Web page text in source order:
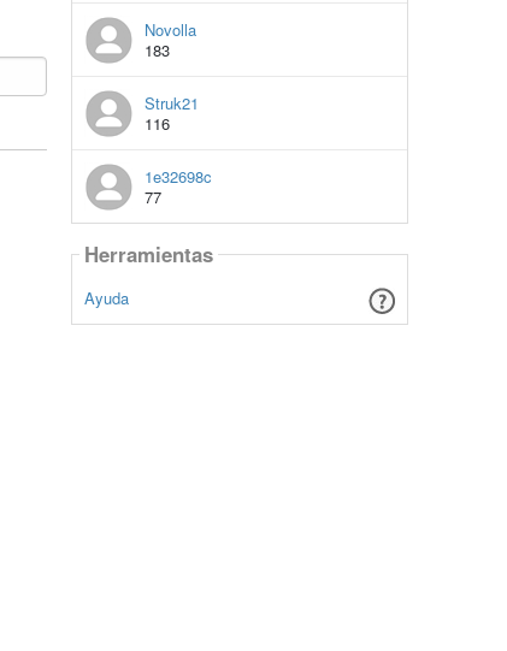
Novolla
183
Struk21
116
1e32698c
77
Herramientas
Ayuda